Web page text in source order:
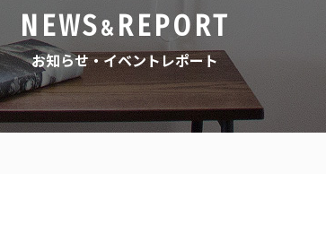
NEWS& REPORT
お知らせ・イベントレポート